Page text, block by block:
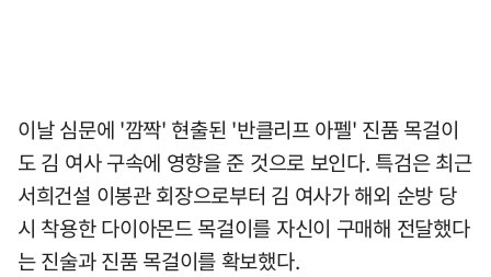
이날 심문에 '깜짝' 현출된 '반클리프 아펠' 진품 목걸이
도 김 여사 구속에 영향을 준 것으로 보인다. 특검은 최근
서희건설 이봉관 회장으로부터 김 여사가 해외 순방 당
시 착용한 다이아몬드 목걸이를 자신이 구매해 전달했다
는 진술과 진품 목걸이를 확보했다.